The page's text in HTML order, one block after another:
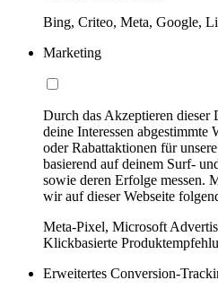
Bing, Criteo, Meta, Google,
Marketing
Durch das Akzeptieren
deine Interessen abgestimmte
oder Rabattaktionen für
basierend auf deinem Surf-
sowie deren Erfolge messen.
wir auf dieser Webseite
Meta-Pixel, Microsoft
Klickbasierte
Erweitertes Conversion-